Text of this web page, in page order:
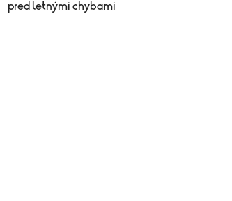
pred letnými chybami